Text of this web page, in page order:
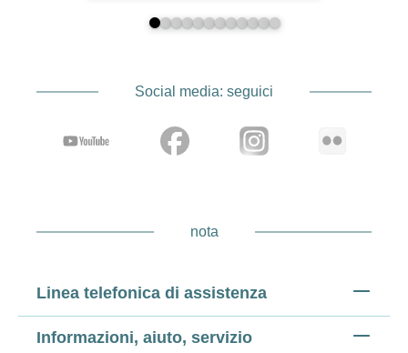
Social media: seguici
nota
Linea telefonica di assistenza
Informazioni, aiuto, servizio